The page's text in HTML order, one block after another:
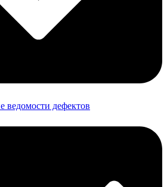
ведомости дефектов